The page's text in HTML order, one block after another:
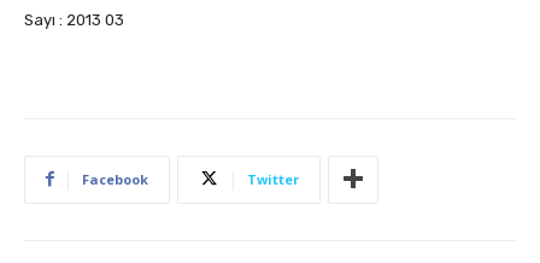
Sayı : 2013 03
Facebook Twitter